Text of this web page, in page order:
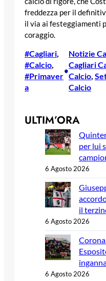
freddezza per il
il via ai festeggiamenti
coraggio.
#Cagliari
#Calcio
#Primaver
a
•
Notizie
Cagliari
Calcio,
Calcio
ULTIM’ORA
per lui
6 Agosto 2026
il
6 Agosto 2026
6 Agosto 2026